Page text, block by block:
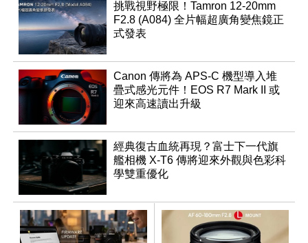
挑戰視野極限！Tamron 12-20mm
F2.8 (A084) 全片幅超廣角變焦鏡正
式發表
Canon 傳將為 APS-C 機型導入堆
疊式感光元件！EOS R7 Mark II 或
迎來高速讀出升級
經典復古血統再現？富士下一代旗
艦相機 X-T6 傳將迎來外觀與色彩科
學雙重優化